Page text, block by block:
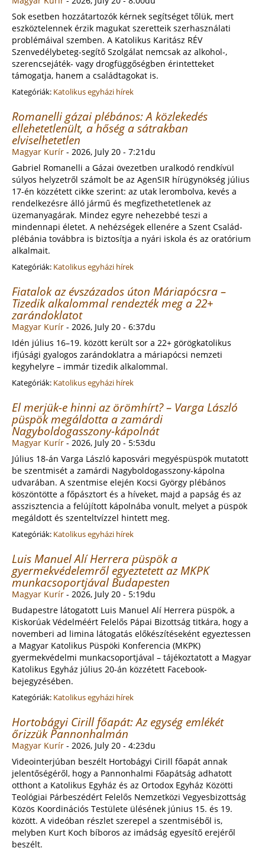
Sok esetben hozzátartozók kérnek segítséget tőlük, mert
eszköztelennek érzik magukat szeretteik szerhasználati
problémáival szemben. A Katolikus Karitász RÉV
Szenvedélybeteg-segítő Szolgálat nemcsak az alkohol-,
szerencsejáték- vagy drogfüggőségben érintetteket
támogatja, hanem a családtagokat is.
Kategóriák: Katolikus egyházi hírek
Romanelli gázai plébános: A közlekedés
ellehetetlenült, a hőség a sátrakban
elviselhetetlen
Magyar Kurír - 2026, July 20 - 7:21du
Gabriel Romanelli a Gázai övezetben uralkodó rendkívül
súlyos helyzetről számolt be az AgenSIR hírügynökség július
17-én közzétett cikke szerint: az utak lerombolva, kevés a
rendelkezésre álló jármű és megfizethetetlenek az
üzemanyagárak. Mindez egyre nehezebbé teszi a
mindennapi életet. A nehézségek ellenére a Szent Család-
plébánia továbbra is biztosítja a nyári iskola és az oratórium
alkalmait.
Kategóriák: Katolikus egyházi hírek
Fiatalok az évszázados úton Máriapócsra –
Tizedik alkalommal rendezték meg a 22+
zarándoklatot
Magyar Kurír - 2026, July 20 - 6:37du
Idén július 16–19. között került sor a 22+ görögkatolikus
ifjúsági gyalogos zarándoklatra a máriapócsi nemzeti
kegyhelyre – immár tizedik alkalommal.
Kategóriák: Katolikus egyházi hírek
El merjük-e hinni az örömhírt? – Varga László
püspök megáldotta a zamárdi
Nagyboldogasszony-kápolnát
Magyar Kurír - 2026, July 20 - 5:53du
Július 18-án Varga László kaposvári megyéspüspök mutatott
be szentmisét a zamárdi Nagyboldogasszony-kápolna
udvarában. A szentmise elején Kocsi György plébános
köszöntötte a főpásztort és a híveket, majd a papság és az
asszisztencia a felújított kápolnába vonult, melyet a püspök
megáldott és szenteltvízzel hintett meg.
Kategóriák: Katolikus egyházi hírek
Luis Manuel Alí Herrera püspök a
gyermekvédelemről egyeztetett az MKPK
munkacsoportjával Budapesten
Magyar Kurír - 2026, July 20 - 5:19du
Budapestre látogatott Luis Manuel Alí Herrera püspök, a
Kiskorúak Védelméért Felelős Pápai Bizottság titkára, hogy a
novemberi ad limina látogatás előkészítéseként egyeztessen
a Magyar Katolikus Püspöki Konferencia (MKPK)
gyermekvédelmi munkacsoportjával – tájékoztatott a Magyar
Katolikus Egyház július 20-án közzétett Facebook-
bejegyzésében.
Kategóriák: Katolikus egyházi hírek
Hortobágyi Cirill főapát: Az egység emlékét
őrizzük Pannonhalmán
Magyar Kurír - 2026, July 20 - 4:23du
Videointerjúban beszélt Hortobágyi Cirill főapát annak
jelentőségéről, hogy a Pannonhalmi Főapátság adhatott
otthont a Katolikus Egyház és az Ortodox Egyház Közötti
Teológiai Párbeszédért Felelős Nemzetközi Vegyesbizottság
Közös Koordinációs Testülete ülésének június 15. és 19.
között. A videóban részlet szerepel a szentmiséből is,
melyben Kurt Koch bíboros az imádság egyesítő erejéről
beszélt.